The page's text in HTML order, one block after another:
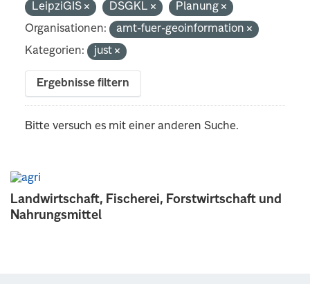
Landwirtschaft, Fischerei, Forstwirtschaft und
Nahrungsmittel
LeipziGIS
DSGKL
Planung
Organisationen:
amt-fuer-geoinformation
Kategorien:
just
Ergebnisse filtern
Bitte versuch es mit einer anderen Suche.